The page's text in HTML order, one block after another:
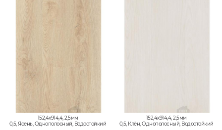
152,4x914,4, 2,5мм
0,5, Ясень, Однополосный, Водостойкий
152,4x914,4, 2,5мм
0,5, Клён, Однополосный, Водостойкий